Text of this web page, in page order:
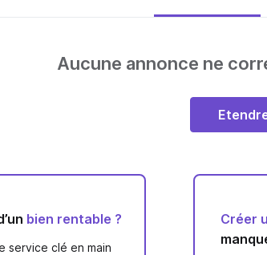
Aucune annonce ne
bien rentable ?
service clé en main
Créer